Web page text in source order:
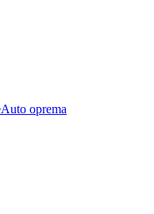
Auto oprema